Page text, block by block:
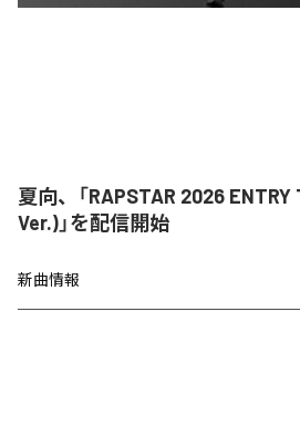
夏向、「RAPSTAR 2026
Ver.)」を配信開始
新曲情報